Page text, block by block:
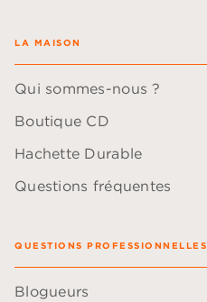
LA MAISON
Qui sommes-nous ?
Boutique CD
Hachette Durable
Questions fréquentes
QUESTIONS PROFESSIONNELLES
Blogueurs